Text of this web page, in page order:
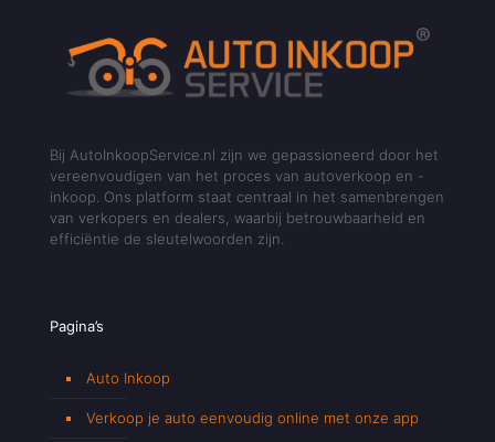
Bij AutoInkoopService.nl zijn we gepassioneerd door het
vereenvoudigen van het proces van autoverkoop en -
inkoop. Ons platform staat centraal in het samenbrengen
van verkopers en dealers, waarbij betrouwbaarheid en
efficiëntie de sleutelwoorden zijn.
Pagina’s
Auto Inkoop
Verkoop je auto eenvoudig online met onze app